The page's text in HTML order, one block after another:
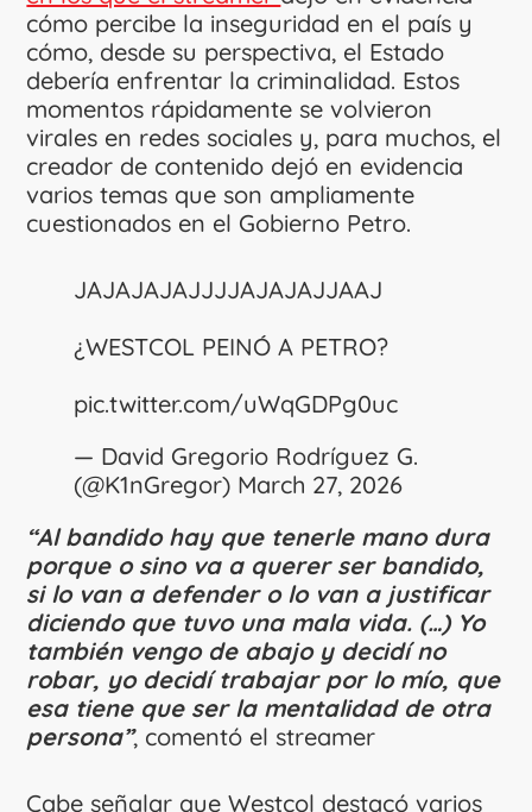
cómo percibe la inseguridad en el país y
cómo, desde su perspectiva, el Estado
debería enfrentar la criminalidad. Estos
momentos rápidamente se volvieron
virales en redes sociales y, para muchos, el
creador de contenido dejó en evidencia
varios temas que son ampliamente
cuestionados en el Gobierno Petro.
JAJAJAJAJJJJAJAJAJJAAJ
¿WESTCOL PEINÓ A PETRO?
pic.twitter.com/uWqGDPg0uc
— David Gregorio Rodríguez G.
(@K1nGregor) March 27, 2026
“Al bandido hay que tenerle mano dura
porque o sino va a querer ser bandido,
si lo van a defender o lo van a justificar
diciendo que tuvo una mala vida. (…) Yo
también vengo de abajo y decidí no
robar, yo decidí trabajar por lo mío, que
esa tiene que ser la mentalidad de otra
persona”, comentó el streamer
Cabe señalar que Westcol destacó varios